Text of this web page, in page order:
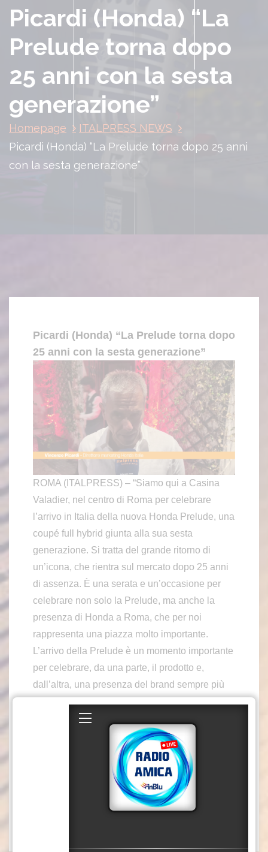
Picardi (Honda) “La
Prelude torna dopo
25 anni con la sesta
generazione”
Homepage
ITALPRESS NEWS
Picardi (Honda) “La Prelude torna dopo 25 anni
con la sesta generazione”
Picardi (Honda) “La Prelude torna dopo
25 anni con la sesta generazione”
ROMA (ITALPRESS) – “Siamo qui a Casina
Valadier, nel centro di Roma per celebrare
l’arrivo in Italia della nuova Honda Prelude, una
coupé full hybrid giunta alla sua sesta
generazione. Si tratta del grande ritorno di
un’icona, che rientra sul mercato dopo 25 anni
di assenza. È una serata e un’occasione per
celebrare non solo la Prelude, ma anche la
presenza di Honda a Roma, che per noi
rappresenta una piazza molto importante.
L’arrivo della Prelude è un momento importante
per celebrare, da una parte, il prodotto e,
dall’altra, una presenza del brand sempre più
detto Vincenzo Picardi, Direttore Marketing di
Honda, a margine del Summer Party 2026,
l’evento organizzato da Dimensione Advertising
e Casina Valadier, che ha visto Honda Auto
Italia protagonista in qualità di Main Partner,
insieme alle divisioni Moto e Marine.